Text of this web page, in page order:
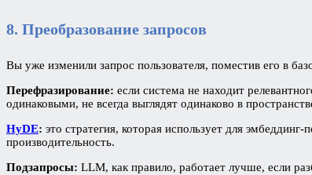
8. Преобразование запросов
Вы уже изменили запрос пользователя, поместив его в
Перефразирование: если система не находит
одинаковыми, не всегда выглядят одинаково в
HyDE: это стратегия, которая использует для
производительность.
Подзапросы: LLM, как правило, работает лучше, если